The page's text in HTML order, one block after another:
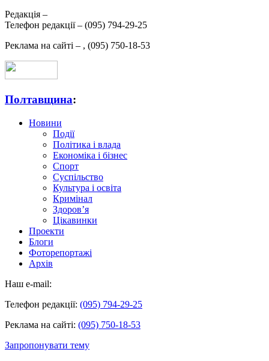
Редакція –
Телефон редакції – (095) 794-29-25
Реклама на сайті – , (095) 750-18-53
Полтавщина:
Новини
Події
Політика і влада
Економіка і бізнес
Спорт
Суспільство
Культура і освіта
Кримінал
Здоров’я
Цікавинки
Проекти
Блоги
Фоторепортажі
Архів
Наш e-mail:
Телефон редакції: (095) 794-29-25
Реклама на сайті: (095) 750-18-53
Запропонувати тему